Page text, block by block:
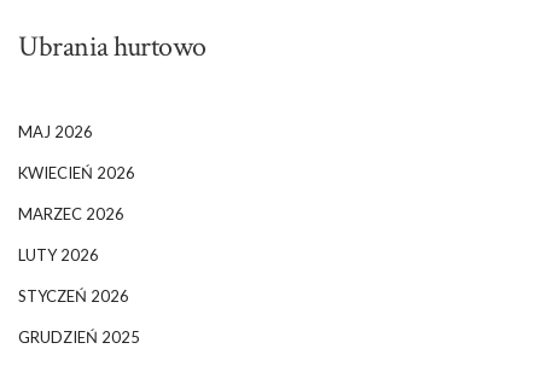
Ubrania hurtowo
MAJ 2026
KWIECIEŃ 2026
MARZEC 2026
LUTY 2026
STYCZEŃ 2026
GRUDZIEŃ 2025